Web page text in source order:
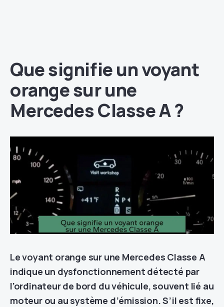
Que signifie un voyant
orange sur une
Mercedes Classe A ?
Le voyant orange sur une Mercedes Classe A
indique un dysfonctionnement détecté par
l’ordinateur de bord du véhicule, souvent lié au
moteur ou au système d’émission. S’il est fixe,